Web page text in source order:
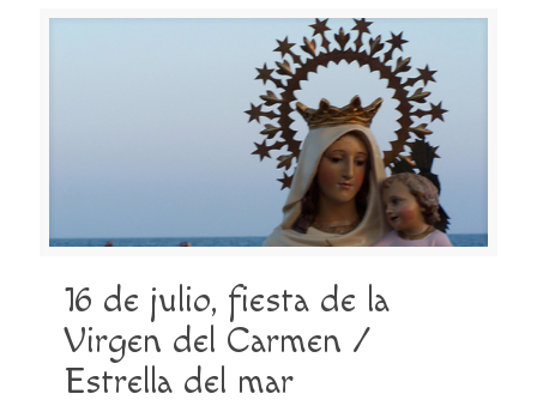
16 de julio, fiesta de la
Virgen del Carmen /
Estrella del mar